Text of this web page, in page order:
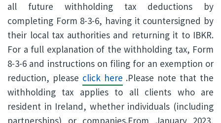
all future withholding tax deductions by
completing Form 8-3-6, having it countersigned by
their local tax authorities and returning it to IBKR.
For a full explanation of the withholding tax, Form
8-3-6 and instructions on filing for an exemption or
reduction, please click here .Please note that the
withholding tax applies to all clients who are
resident in Ireland, whether individuals (including